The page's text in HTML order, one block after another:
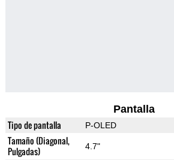
Pantalla
Tipo de pantalla P-OLED
Tamaño (Diagonal,
Pulgadas)
4.7"